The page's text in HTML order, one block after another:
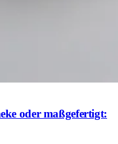
oder maßgefertigt: